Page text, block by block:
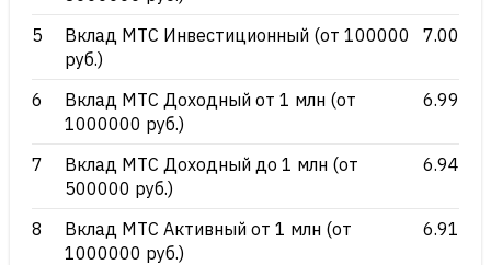
5
Вклад МТС Инвестиционный (от 100000
руб.)
7.00
6
Вклад МТС Доходный от 1 млн (от
1000000 руб.)
6.99
7
Вклад МТС Доходный до 1 млн (от
500000 руб.)
6.94
8
Вклад МТС Активный от 1 млн (от
1000000 руб.)
6.91